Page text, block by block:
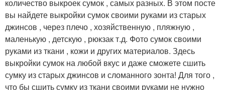
количество выкроек сумок , самых разных. В этом посте
вы найдете выкройки сумок своими руками из старых
джинсов , через плечо , хозяйственную , пляжную ,
маленькую , детскую , рюкзак т.д. Фото сумок своими
руками из ткани , кожи и других материалов. Здесь
выкройки сумок на любой вкус и даже сможете сшить
сумку из старых джинсов и сломанного зонта! Для того ,
что бы сшить сумку из ткани своими руками не нужно